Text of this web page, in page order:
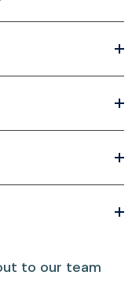
to our team